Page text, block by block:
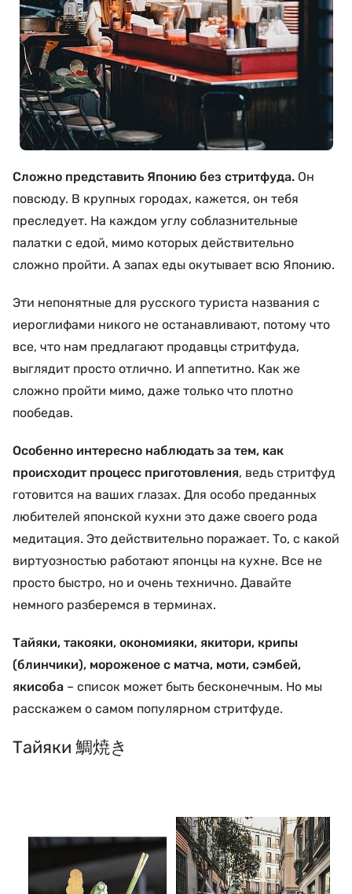
Сложно представить Японию без стритфуда. Он
повсюду. В крупных городах, кажется, он тебя
преследует. На каждом углу соблазнительные
палатки с едой, мимо которых действительно
сложно пройти. А запах еды окутывает всю Японию.
Эти непонятные для русского туриста названия с
иероглифами никого не останавливают, потому что
все, что нам предлагают продавцы стритфуда,
выглядит просто отлично. И аппетитно. Как же
сложно пройти мимо, даже только что плотно
пообедав.
Особенно интересно наблюдать за тем, как
происходит процесс приготовления, ведь стритфуд
готовится на ваших глазах. Для особо преданных
любителей японской кухни это даже своего рода
медитация. Это действительно поражает. То, с какой
виртуозностью работают японцы на кухне. Все не
просто быстро, но и очень технично. Давайте
немного разберемся в терминах.
Тайяки, такояки, окономияки, якитори, крипы
(блинчики), мороженое с матча, моти, сэмбей,
якисоба – список может быть бесконечным. Но мы
расскажем о самом популярном стритфуде.
Тайяки 鯛焼き